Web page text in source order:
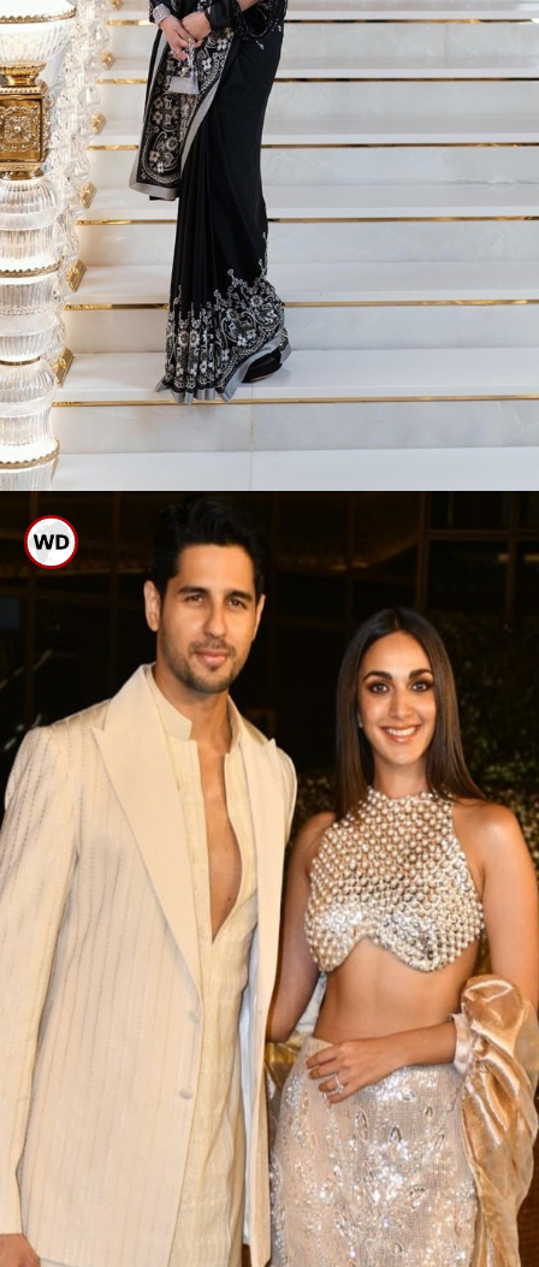
ರಾಧಿಕಾ ಮರ್ಚೆಂಟ್
ಈ ವರ್ಣರಂಜಿತ ಕಾರ್ಯಕ್ರಮಕ್ಕೆ ಬಾಲಿವುಡ್,
ಹಾಲಿವುಡ್, ಟಾಲಿವುಡ್ ಸೇರಿದಂತೆ ಸಿನಿಮಾ
ಗಣ್ಯರ ದಂಡೇ ಹರಿದುಬಂದಿತ್ತು.